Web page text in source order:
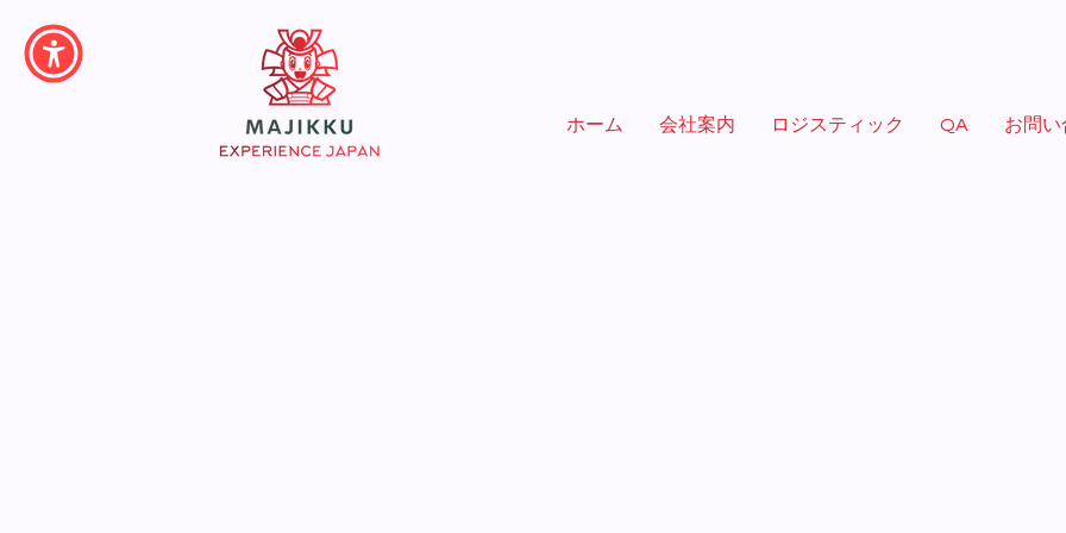
ホーム 会社案内 ロジスティック QA お問い